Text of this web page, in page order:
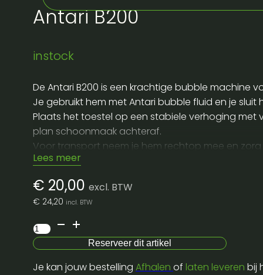
Antari B200
instock
De Antari B200 is een krachtige bubble machine
Je gebruikt hem met Antari bubble fluid en je
Plaats het toestel op een stabiele verhoging met
plan schoonmaak achteraf.
Voor transport neem je hem rechtop mee en
Deze machine is ideaal om te huren wanneer je
Lees meer
€ 20,00 excl. BTW
€ 24,20 incl. BTW
Antari
B200
aantal
Reserveer dit artikel
Je kan jouw bestelling Afhalen of laten leveren bij